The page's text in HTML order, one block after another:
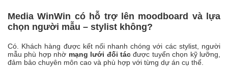
Media WinWin có hỗ trợ lên moodboard và lựa
chọn người mẫu – stylist không?
Có. Khách hàng được kết nối nhanh chóng với các stylist, người
mẫu phù hợp nhờ mạng lưới đối tácđược tuyển chọn kỹ lưỡng,
đảm bảo chuyên môn cao và phù hợp với từng dự án cụ thể.